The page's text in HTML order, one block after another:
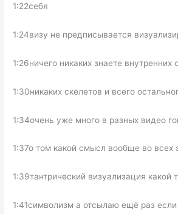
1:22себя
1:24визу не предписывается
1:26ничего никаких знаете внутренних
1:30никаких скелетов и всего
1:34очень уже много в разных видео
1:37о том какой смысл вообще во всех
1:39тантрический визуализация какой
1:41символизм а отсылаю ещё раз